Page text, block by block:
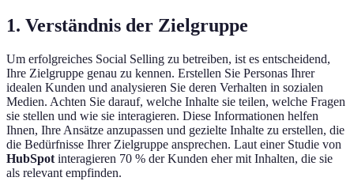
1. Verständnis der Zielgruppe
Um erfolgreiches Social Selling zu betreiben, ist es entscheidend,
Ihre Zielgruppe genau zu kennen. Erstellen Sie Personas Ihrer
idealen Kunden und analysieren Sie deren Verhalten in sozialen
Medien. Achten Sie darauf, welche Inhalte sie teilen, welche Fragen
sie stellen und wie sie interagieren. Diese Informationen helfen
Ihnen, Ihre Ansätze anzupassen und gezielte Inhalte zu erstellen, die
die Bedürfnisse Ihrer Zielgruppe ansprechen. Laut einer Studie von
HubSpot interagieren 70 % der Kunden eher mit Inhalten, die sie
als relevant empfinden.